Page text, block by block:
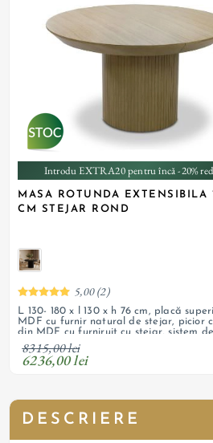
Introdu EXTRA20 pentru încă -20%
MASA ROTUNDA EXTENSIBILA
CM STEJAR ROND
5,00 (2)
L 130- 180 x l 130 x h 76 cm, placă
MDF cu furnir natural de stejar, picior
din MDF cu furniruit cu stejar, sistem
sincron, extensie cu depozitare sub blat
8315,00 lei
6236,00 lei
DESCRIERE